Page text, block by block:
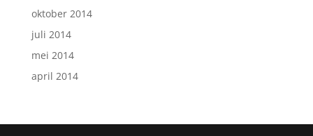
oktober 2014
juli 2014
mei 2014
april 2014